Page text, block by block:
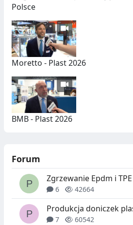
Polsce
Moretto - Plast 2026
BMB - Plast 2026
Forum
Zgrzewanie Epdm i TPE
6 42664
Produkcja doniczek
7 60542